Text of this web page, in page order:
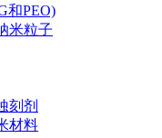
和PEO)
米粒子
刻剂
材料